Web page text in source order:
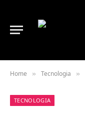
Home » Tecnologia »
TECNOLOGIA